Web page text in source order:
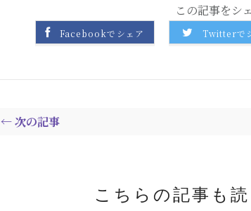
この記事をシ
Facebookでシェア Twitterで
← 次の記事
こちらの記事も